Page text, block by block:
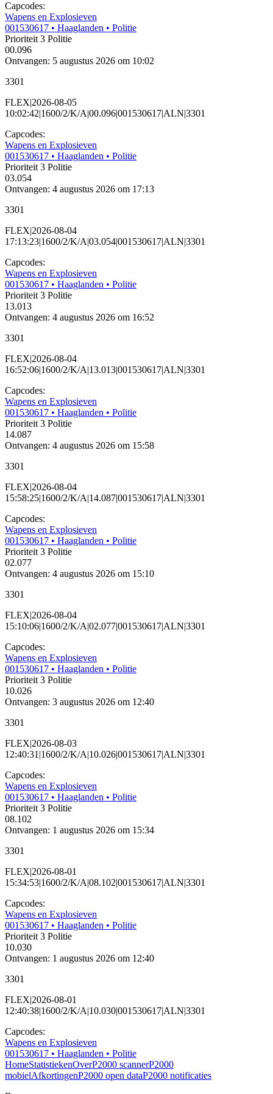
Capcodes:
Wapens en Explosieven
001530617 • Haaglanden • Politie
Prioriteit 3 Politie
00.096
Ontvangen: 5 augustus 2026 om 10:02
3301
FLEX|2026-08-05
10:02:42|1600/2/K/A|00.096|001530617|ALN|3301
Capcodes:
Wapens en Explosieven
001530617 • Haaglanden • Politie
Prioriteit 3 Politie
03.054
Ontvangen: 4 augustus 2026 om 17:13
3301
FLEX|2026-08-04
17:13:23|1600/2/K/A|03.054|001530617|ALN|3301
Capcodes:
Wapens en Explosieven
001530617 • Haaglanden • Politie
Prioriteit 3 Politie
13.013
Ontvangen: 4 augustus 2026 om 16:52
3301
FLEX|2026-08-04
16:52:06|1600/2/K/A|13.013|001530617|ALN|3301
Capcodes:
Wapens en Explosieven
001530617 • Haaglanden • Politie
Prioriteit 3 Politie
14.087
Ontvangen: 4 augustus 2026 om 15:58
3301
FLEX|2026-08-04
15:58:25|1600/2/K/A|14.087|001530617|ALN|3301
Capcodes:
Wapens en Explosieven
001530617 • Haaglanden • Politie
Prioriteit 3 Politie
02.077
Ontvangen: 4 augustus 2026 om 15:10
3301
FLEX|2026-08-04
15:10:06|1600/2/K/A|02.077|001530617|ALN|3301
Capcodes:
Wapens en Explosieven
001530617 • Haaglanden • Politie
Prioriteit 3 Politie
10.026
Ontvangen: 3 augustus 2026 om 12:40
3301
FLEX|2026-08-03
12:40:31|1600/2/K/A|10.026|001530617|ALN|3301
Capcodes:
Wapens en Explosieven
001530617 • Haaglanden • Politie
Prioriteit 3 Politie
08.102
Ontvangen: 1 augustus 2026 om 15:34
3301
FLEX|2026-08-01
15:34:53|1600/2/K/A|08.102|001530617|ALN|3301
Capcodes:
Wapens en Explosieven
001530617 • Haaglanden • Politie
Prioriteit 3 Politie
10.030
Ontvangen: 1 augustus 2026 om 12:40
3301
FLEX|2026-08-01
12:40:38|1600/2/K/A|10.030|001530617|ALN|3301
Capcodes:
Wapens en Explosieven
001530617 • Haaglanden • Politie
HomeStatistiekenOverP2000 scannerP2000
mobielAfkortingenP2000 open dataP2000 notificaties